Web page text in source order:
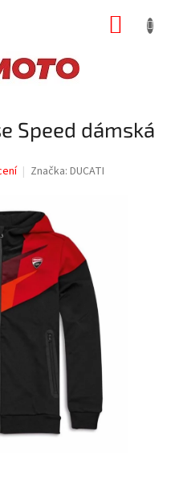
Speed dámská
Značka: DUCATI